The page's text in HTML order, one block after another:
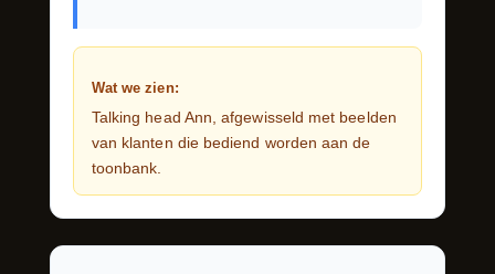
Wat we zien:
Talking head Ann, afgewisseld met beelden
van klanten die bediend worden aan de
toonbank.